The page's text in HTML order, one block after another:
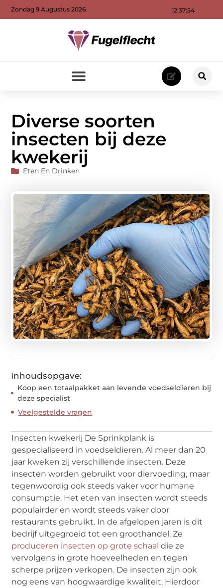
12:37:55
Zondag 9 Augustus 2026
Diverse soorten
insecten bij deze
kwekerij
Eten En Drinken
Inhoudsopgave:
Koop een totaalpakket aan levende voedseldieren bij
deze specialist
Veelgestelde vragen
Insecten kwekerij De Sprinkplank is
gespecialiseerd in voedseldieren. Al meer dan 20
jaar kweken zij verschillende insecten. Deze
insecten worden gebruikt voor diervoeding, maar
tegenwoordig ook steeds vaker voor humane
consumptie. Het eten van insecten wordt steeds
populairder en wordt steeds vaker door
restaurants gebruikt. In de afgelopen jaren is dit
bedrijf uitgegroeid tot een groothandel. Ze
produceren insecten op grote schaal die ze
vervolgens in grote hoeveelheden en tegen
scherpe prijzen verkopen. De insecten zijn ook
nog eens van hoogwaardige kwaliteit. Hierdoor